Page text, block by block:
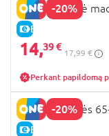
-20%
E-KAINA
BARBIE Barbė
14,39 €
17,99 €
Perkant papildomą
-20%
E-KAINA
BARBIE Barbės